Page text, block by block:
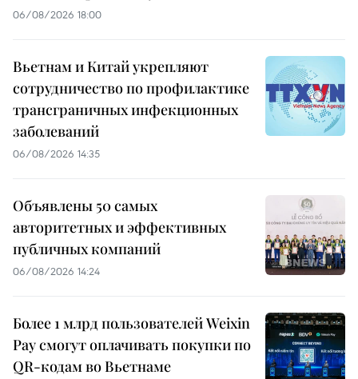
06/08/2026 18:00
Вьетнам и Китай укрепляют
сотрудничество по профилактике
трансграничных инфекционных
заболеваний
06/08/2026 14:35
Объявлены 50 самых
авторитетных и эффективных
публичных компаний
06/08/2026 14:24
Более 1 млрд пользователей Weixin
Pay смогут оплачивать покупки по
QR-кодам во Вьетнаме